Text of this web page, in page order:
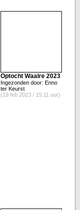
Optocht Waalre 2023
Ingezonden door: Enno
ter Keurst
(19 feb 2023 / 15:11 uur)